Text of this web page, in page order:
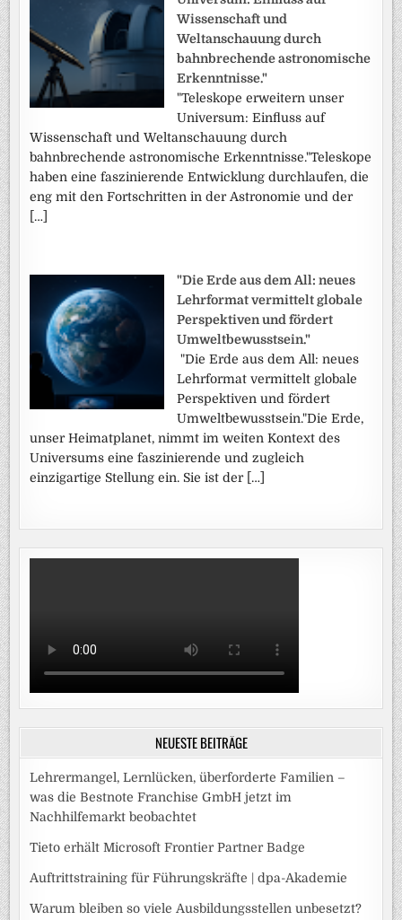
Wissenschaft und
Weltanschauung durch
bahnbrechende astronomische
Erkenntnisse."
"Teleskope erweitern unser
Universum: Einfluss auf
Wissenschaft und Weltanschauung durch
bahnbrechende astronomische Erkenntnisse."Teleskope
haben eine faszinierende Entwicklung durchlaufen, die
eng mit den Fortschritten in der Astronomie und der
[…]
"Die Erde aus dem All: neues
Lehrformat vermittelt globale
Perspektiven und fördert
Umweltbewusstsein."
"Die Erde aus dem All: neues
Lehrformat vermittelt globale
Perspektiven und fördert
Umweltbewusstsein."Die Erde,
unser Heimatplanet, nimmt im weiten Kontext des
Universums eine faszinierende und zugleich
einzigartige Stellung ein. Sie ist der […]
NEUESTE BEITRÄGE
Lehrermangel, Lernlücken, überforderte Familien –
was die Bestnote Franchise GmbH jetzt im
Nachhilfemarkt beobachtet
Tieto erhält Microsoft Frontier Partner Badge
Auftrittstraining für Führungskräfte | dpa-Akademie
Warum bleiben so viele Ausbildungsstellen unbesetzt?